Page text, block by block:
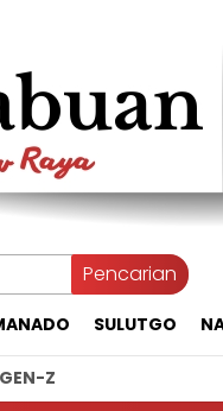
Pencarian
SULUTGO
Z